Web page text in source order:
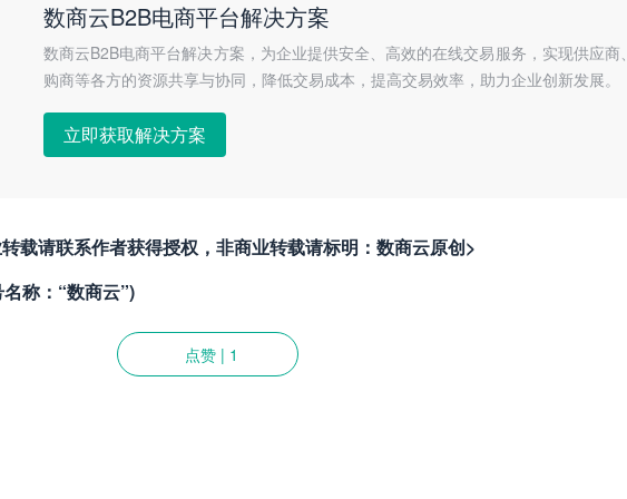
数商云B2B电商平台解决方案
数商云B2B电商平台解决方案，为企业提供安全、高效的在线交易服务，实现供应商
购商等各方的资源共享与协同，降低交易成本，提高交易效率，助力企业创新发展。
立即获取解决方案
载请联系作者获得授权，非商业转载请标明：数商云原创>
称：“数商云”)
点赞 | 1